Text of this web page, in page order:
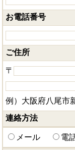
お電話番号
ご住所
〒
例）大阪府八尾市
連絡方法
メール 電